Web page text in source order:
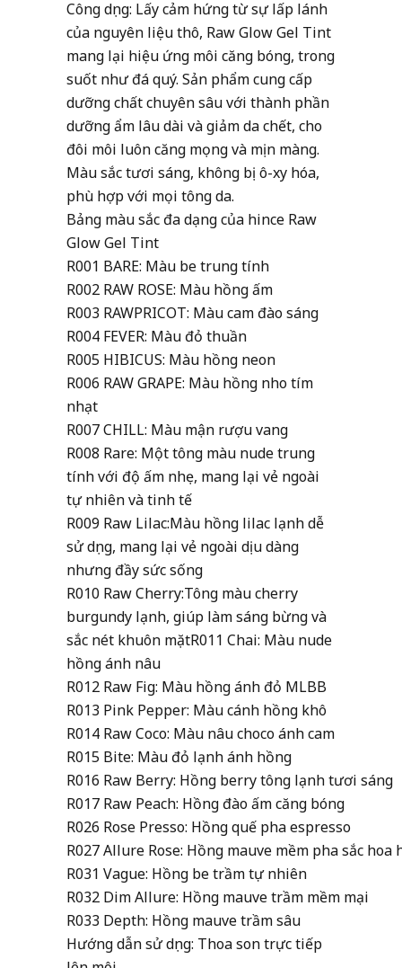
Công dụng: Lấy cảm hứng từ sự lấp lánh
của nguyên liệu thô, Raw Glow Gel Tint
mang lại hiệu ứng môi căng bóng, trong
suốt như đá quý. Sản phẩm cung cấp
dưỡng chất chuyên sâu với thành phần
dưỡng ẩm lâu dài và giảm da chết, cho
đôi môi luôn căng mọng và mịn màng.
Màu sắc tươi sáng, không bị ô-xy hóa,
phù hợp với mọi tông da.
Bảng màu sắc đa dạng của hince Raw
Glow Gel Tint
R001 BARE: Màu be trung tính
R002 RAW ROSE: Màu hồng ấm
R003 RAWPRICOT: Màu cam đào sáng
R004 FEVER: Màu đỏ thuần
R005 HIBICUS: Màu hồng neon
R006 RAW GRAPE: Màu hồng nho tím
nhạt
R007 CHILL: Màu mận rượu vang
R008 Rare: Một tông màu nude trung
tính với độ ấm nhẹ, mang lại vẻ ngoài
tự nhiên và tinh tế
R009 Raw Lilac:Màu hồng lilac lạnh dễ
sử dụng, mang lại vẻ ngoài dịu dàng
nhưng đầy sức sống
R010 Raw Cherry:Tông màu cherry
burgundy lạnh, giúp làm sáng bừng và
sắc nét khuôn mặtR011 Chai: Màu nude
hồng ánh nâu
R012 Raw Fig: Màu hồng ánh đỏ MLBB
R013 Pink Pepper: Màu cánh hồng khô
R014 Raw Coco: Màu nâu choco ánh cam
R015 Bite: Màu đỏ lạnh ánh hồng
R016 Raw Berry: Hồng berry tông lạnh tươi sáng
R017 Raw Peach: Hồng đào ấm căng bóng
R026 Rose Presso: Hồng quế pha espresso
R027 Allure Rose: Hồng mauve mềm pha sắc hoa
R031 Vague: Hồng be trầm tự nhiên
R032 Dim Allure: Hồng mauve trầm mềm mại
R033 Depth: Hồng mauve trầm sâu
Hướng dẫn sử dụng: Thoa son trực tiếp